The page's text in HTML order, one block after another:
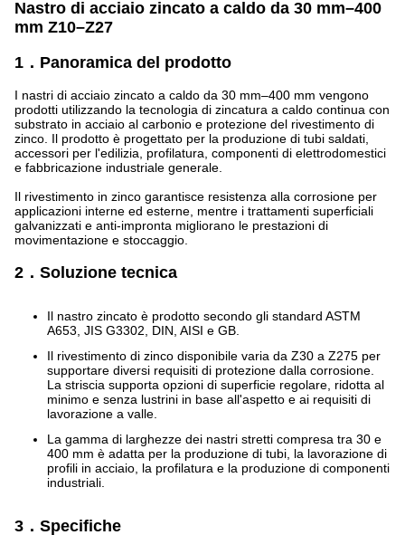
Nastro di acciaio zincato a caldo da 30 mm–400
mm Z10–Z27
1．Panoramica del prodotto
I nastri di acciaio zincato a caldo da 30 mm–400 mm vengono
prodotti utilizzando la tecnologia di zincatura a caldo continua con
substrato in acciaio al carbonio e protezione del rivestimento di
zinco. Il prodotto è progettato per la produzione di tubi saldati,
accessori per l'edilizia, profilatura, componenti di elettrodomestici
e fabbricazione industriale generale.
Il rivestimento in zinco garantisce resistenza alla corrosione per
applicazioni interne ed esterne, mentre i trattamenti superficiali
galvanizzati e anti-impronta migliorano le prestazioni di
movimentazione e stoccaggio.
2．Soluzione tecnica
Il nastro zincato è prodotto secondo gli standard ASTM
A653, JIS G3302, DIN, AISI e GB.
Il rivestimento di zinco disponibile varia da Z30 a Z275 per
supportare diversi requisiti di protezione dalla corrosione.
La striscia supporta opzioni di superficie regolare, ridotta al
minimo e senza lustrini in base all'aspetto e ai requisiti di
lavorazione a valle.
La gamma di larghezze dei nastri stretti compresa tra 30 e
400 mm è adatta per la produzione di tubi, la lavorazione di
profili in acciaio, la profilatura e la produzione di componenti
industriali.
3．Specifiche